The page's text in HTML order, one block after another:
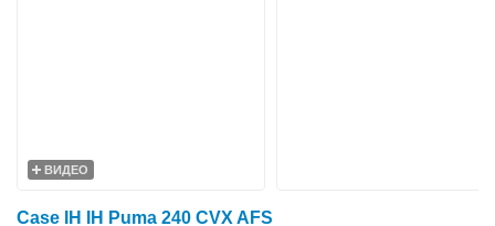
ВИДЕО
Case IH IH Puma 240 CVX AFS